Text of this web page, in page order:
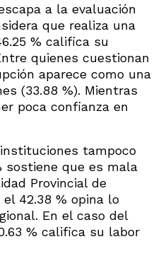
a la evaluación
que realiza una
% califica su
quienes cuestionan
aparece como una
(33.88 %). Mientras
poca confianza en
tampoco
sostiene que es mala
Provincial de
42.38 % opina lo
En el caso del
% califica su labor